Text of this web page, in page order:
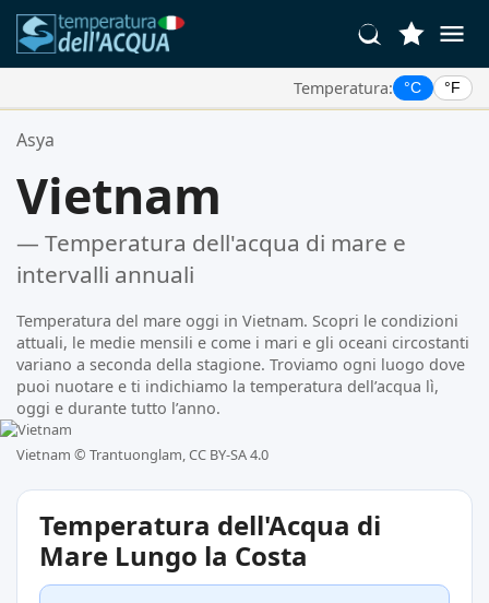
Temperatura: °C °F
Le Tue Posizioni Preferite:
Asya
Vietnam
— Temperatura dell'acqua di mare e
intervalli annuali
Temperatura del mare oggi in Vietnam. Scopri le condizioni
attuali, le medie mensili e come i mari e gli oceani circostanti
variano a seconda della stagione. Troviamo ogni luogo dove
puoi nuotare e ti indichiamo la temperatura dell’acqua lì,
oggi e durante tutto l’anno.
Vietnam © Trantuonglam, CC BY-SA 4.0
Temperatura dell'Acqua di
Mare Lungo la Costa